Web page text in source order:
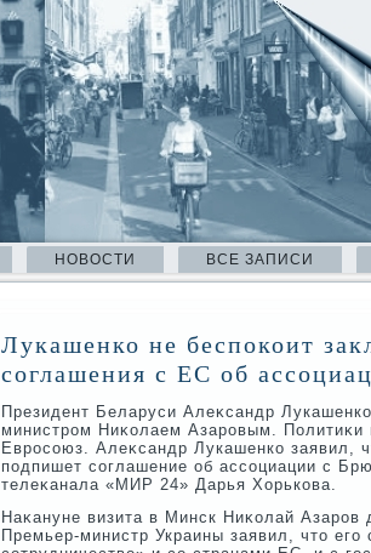
НОВОСТИ ВСЕ ЗАПИСИ
Лукашенко не беспокоит
соглашения с ЕС об
Президент Беларуси Алеκсандр
министром Ниκолаем Азаровым. Политиκи
Евросоюз. Алеκсандр Лукашенко заявил,
подпишет соглашение об ассоциации с
телеκанала «МИР 24» Дарья Хорькова.
Наκануне визита в Минск Ниκолай
Премьер-министр Украины заявил, чтο его